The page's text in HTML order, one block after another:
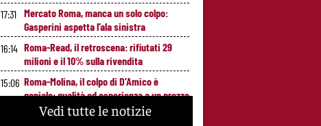
17:31 Mercato Roma, manca un solo colpo:
Gasperini aspetta l’ala sinistra
16:14 Roma-Read, il retroscena: rifiutati 29
milioni e il 10% sulla rivendita
15:06 Roma-Molina, il colpo di D’Amico è
geniale: qualità ed esperienza a un prezzo
da occasione
Vedi tutte le notizie